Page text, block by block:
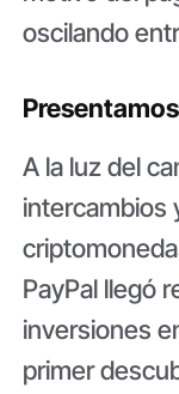
oscilando
A la luz del
intercambios
PayPal llegó
inversiones
primer